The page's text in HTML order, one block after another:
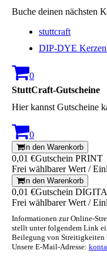
Buche deinen nächsten
stuttcraft
DIP-DYE
0
StuttCraft-Gutscheine
Hier kannst Gutscheine
0
In den Warenkorb
0,01 €Gutschein PRINT
Frei wählbarer Wert /
In den Warenkorb
0,01 €Gutschein
Frei wählbarer Wert /
Informationen zur Online-
stellt unter folgendem Link
Beilegung von Streitigkeiten
Unsere E-Mail-Adresse: